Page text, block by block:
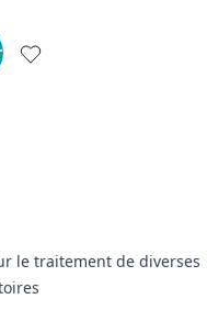
le traitement de diverses